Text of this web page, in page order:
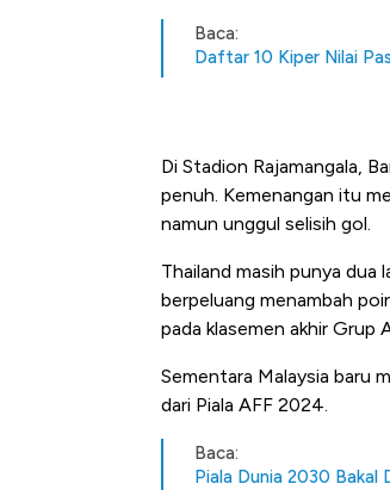
Baca:
Daftar 10 Kiper Nilai
Di Stadion Rajamangala,
penuh. Kemenangan itu
namun unggul selisih gol.
Thailand masih punya dua
berpeluang menambah
pada klasemen akhir Grup
Sementara Malaysia baru
dari Piala AFF 2024.
Baca:
Piala Dunia 2030 Bakal